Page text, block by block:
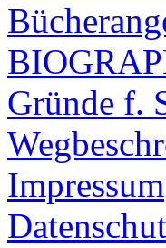
Gründe f.
Impressum